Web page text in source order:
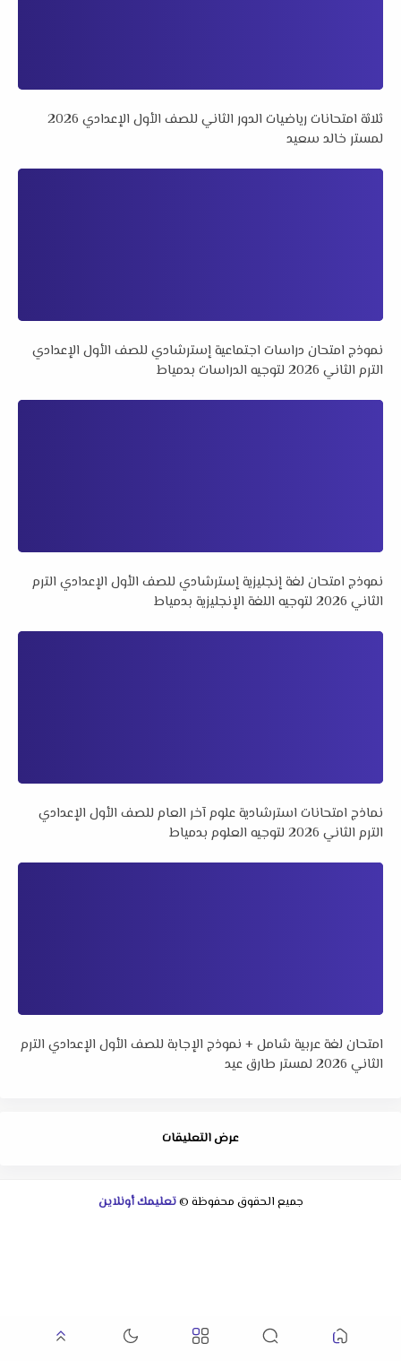
ثلاثة امتحانات رياضيات الدور الثاني للصف الأول الإعدادي 2026
لمستر خالد سعيد
نموذج امتحان دراسات اجتماعية إسترشادي للصف الأول الإعدادي
الترم الثاني 2026 لتوجيه الدراسات بدمياط
نموذج امتحان لغة إنجليزية إسترشادي للصف الأول الإعدادي الترم
الثاني 2026 لتوجيه اللغة الإنجليزية بدمياط
نماذج امتحانات استرشادية علوم آخر العام للصف الأول الإعدادي
الترم الثاني 2026 لتوجيه العلوم بدمياط
امتحان لغة عربية شامل + نموذج الإجابة للصف الأول الإعدادي الترم
الثاني 2026 لمستر طارق عيد
عرض التعليقات
جميع الحقوق محفوظة ©تعليمك أونلاين